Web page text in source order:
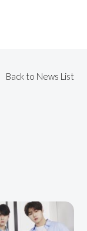
Back to News List